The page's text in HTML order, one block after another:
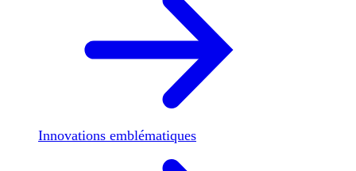
Innovations emblématiques